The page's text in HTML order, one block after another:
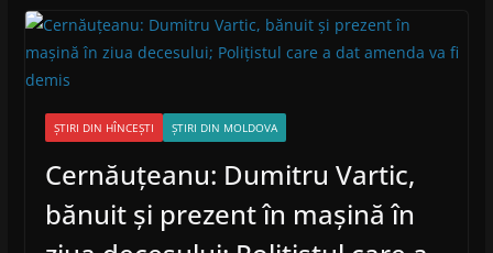
ȘTIRI DIN HÎNCEȘTI ȘTIRI DIN MOLDOVA
Cernăuțeanu: Dumitru Vartic,
bănuit și prezent în mașină în